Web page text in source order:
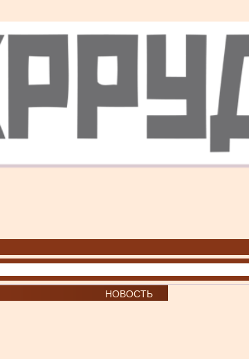
НОВОСТЬ